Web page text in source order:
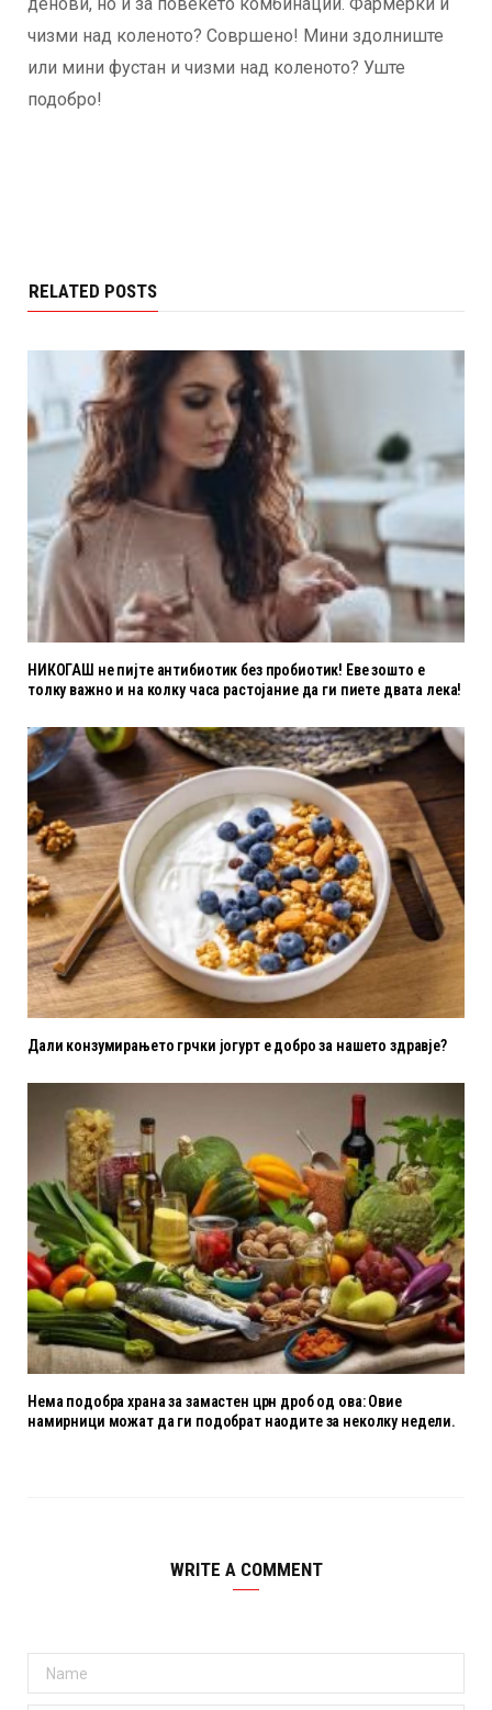
чизми над коленото? Совршено! Мини здолниште
или мини фустан и чизми над коленото? Уште
подобро!
RELATED POSTS
НИКОГАШ не пијте антибиотик без пробиотик! Еве зошто е
толку важно и на колку часа растојание да ги пиете двата лека!
Дали конзумирањето грчки јогурт е добро за нашето здравје?
Нема подобра храна за замастен црн дроб од ова: Овие
намирници можат да ги подобрат наодите за неколку недели.
WRITE A COMMENT